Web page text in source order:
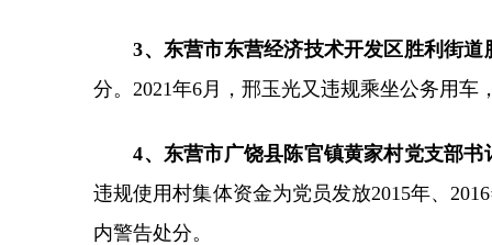
3、东营市东营经济技术开发区胜利街
分。2021年6月，邢玉光又违规乘坐公务用
4、东营市广饶县陈官镇黄家村党支部
违规使用村集体资金为党员发放2015年、
内警告处分。